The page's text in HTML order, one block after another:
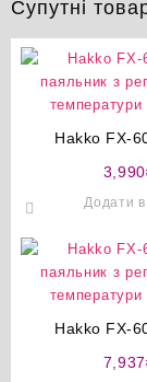
Супутні
Hakko FX-
температури
3,990
Додати
Hakko FX-
температури
7,937